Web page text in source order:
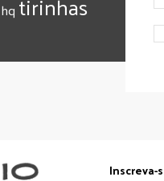
‎hq
Inscreva-